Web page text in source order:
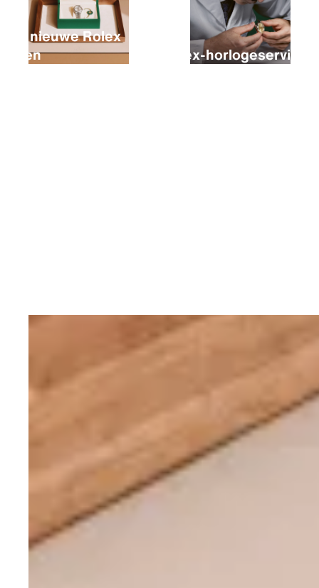
Een nieuwe Rolex
kopen
Rolex-horlogeservice